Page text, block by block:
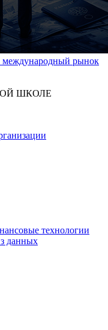
международный рынок
ШКОЛЕ
технологии
данных